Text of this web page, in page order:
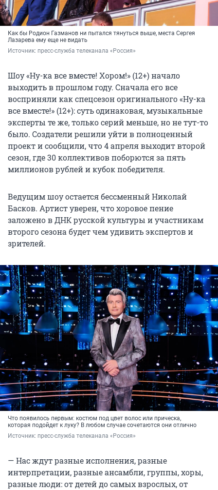
Как бы Родион Газманов ни пытался тянуться выше, места Сергея
Лазарева ему еще не видать
Источник: пресс-служба телеканала «Россия»
Шоу «Ну-ка все вместе! Хором!» (12+) начало
выходить в прошлом году. Сначала его все
восприняли как спецсезон оригинального «Ну-ка
все вместе!» (12+): суть одинаковая, музыкальные
эксперты те же, только серий меньше, но не тут-то
было. Создатели решили уйти в полноценный
проект и сообщили, что 4 апреля выходит второй
сезон, где 30 коллективов поборются за пять
миллионов рублей и кубок победителя.
Ведущим шоу остается бессменный Николай
Басков. Артист уверен, что хоровое пение
заложено в ДНК русской культуры и участникам
второго сезона будет чем удивить экспертов и
зрителей.
Что появилось первым: костюм под цвет волос или прическа,
которая подойдет к луку? В любом случае сочетаются они отлично
Источник: пресс-служба телеканала «Россия»
— Нас ждут разные исполнения, разные
интерпретации, разные ансамбли, группы, хоры,
разные люди: от детей до самых взрослых, от